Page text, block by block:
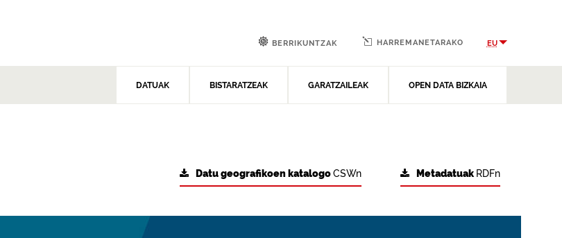
DATUAK BISTARATZEAK GARATZAILEAK OPEN DATA BIZKAIA
BERRIKUNTZAK HARREMANETARAKO EU
Metadatuak RDFn
Datu geografikoen katalogoCSWn